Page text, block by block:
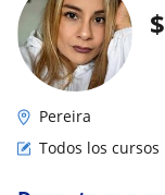
$
Pereira
Todos los cursos